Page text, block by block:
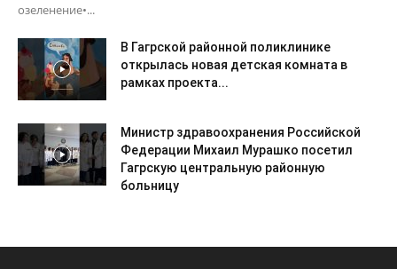
озеленение•...
В Гагрской районной поликлинике
открылась новая детская комната в
рамках проекта...
Министр здравоохранения Российской
Федерации Михаил Мурашко посетил
Гагрскую центральную районную
больницу